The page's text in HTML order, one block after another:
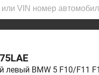
левый BMW 5 F10/F11